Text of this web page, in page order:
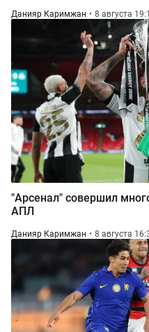
Данияр Каримжан 8 августа
"Арсенал" совершил
АПЛ
Данияр Каримжан 8 августа